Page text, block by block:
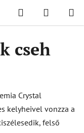
Keresés KOSÁR
kristályból
cseh
Crystal
kelyheivel vonzza a
felső